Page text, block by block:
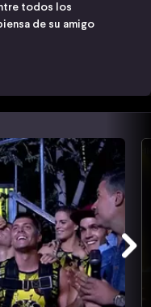
todos los
de su amigo